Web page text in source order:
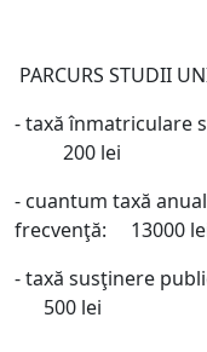
PARCURS STUDII
- taxă
200 lei
- cuantum taxă
frecvenţă: 13000
- taxă
500 lei